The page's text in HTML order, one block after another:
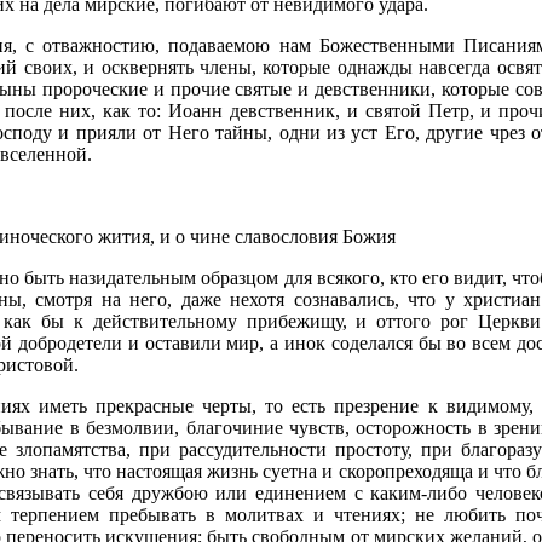
с отважностию, подаваемою нам Божественными
своих, и осквернять члены, которые однажды навсегда
пророческие и прочие святые и девственники, которые
них, как то: Иоанн девственник, и святой Петр, и
и прияли от Него тайны, одни из уст Его, другие чрез
жития, и о чине славословия Божия
быть назидательным образцом для всякого, кто его видит,
смотря на него, даже нехотя сознавались, что у
как бы к действительному прибежищу, и оттого рог
добродетели и оставили мир, а инок соделался бы во всем
иметь прекрасные черты, то есть презрение к видимому,
в безмолвии, благочиние чувств, осторожность в
злопамятства, при рассудительности простоту, при
знать, что настоящая жизнь суетна и скоропреходяща и что
себя дружбою или единением с каким-либо
терпением пребывать в молитвах и чтениях; не любить
искушения; быть свободным от мирских желаний,